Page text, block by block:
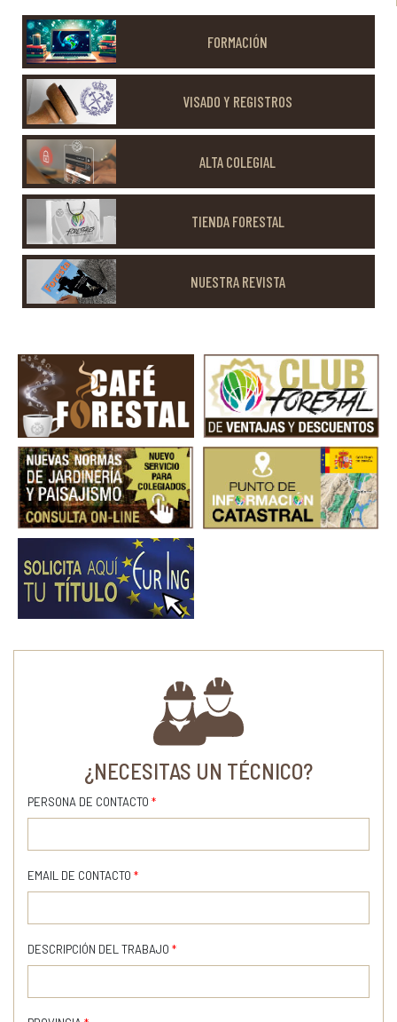
FORMACIÓN
VISADO Y REGISTROS
ALTA COLEGIAL
TIENDA FORESTAL
NUESTRA REVISTA
¿NECESITAS UN TÉCNICO?
PERSONA DE CONTACTO *
EMAIL DE CONTACTO *
DESCRIPCIÓN DEL TRABAJO *